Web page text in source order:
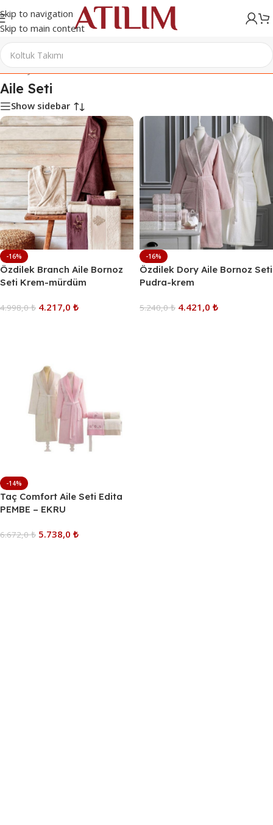
Skip to navigation
Skip to main content
Ana Sayfa/Ev Tekstili/Aile Seti
Aile Seti
Show sidebar
-16%
Özdilek Branch Aile Bornoz
Seti Krem-mürdüm
4.998,0₺ 4.217,0 ₺
-16%
Özdilek Dory Aile Bornoz Seti
Pudra-krem
5.240,0₺ 4.421,0 ₺
-14%
Taç Comfort Aile Seti Edita
PEMBE – EKRU
6.672,0₺ 5.738,0 ₺